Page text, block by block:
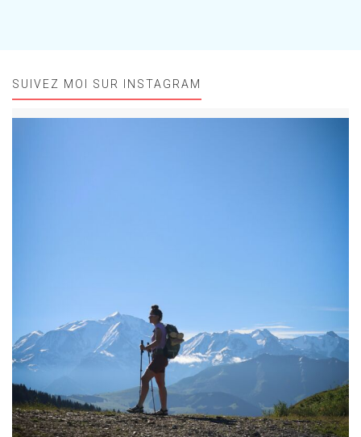
SUIVEZ MOI SUR INSTAGRAM